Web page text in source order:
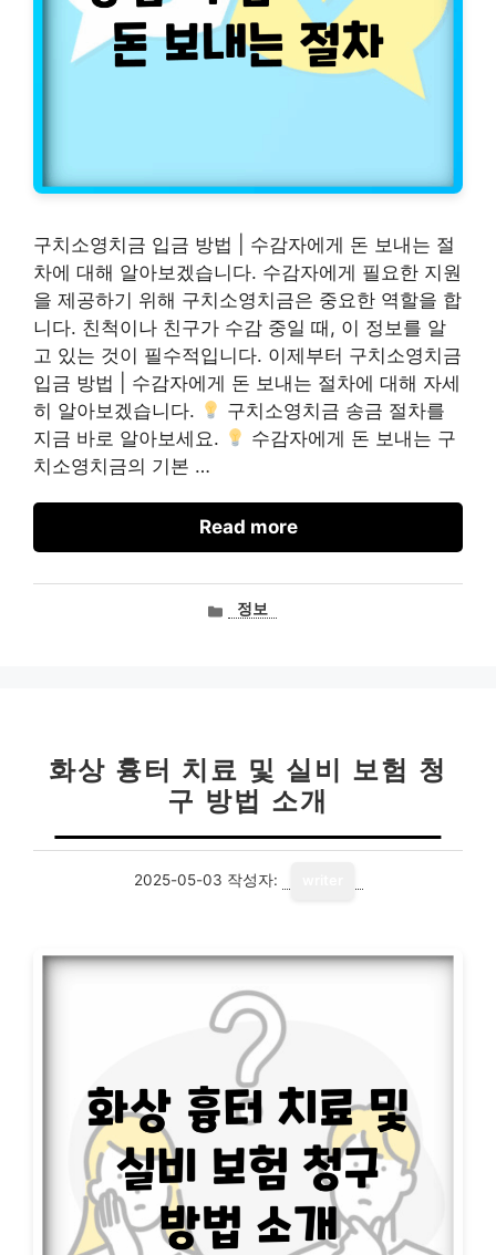
구치소영치금 입금 방법 | 수감자에게 돈 보내는 절
차에 대해 알아보겠습니다. 수감자에게 필요한 지원
을 제공하기 위해 구치소영치금은 중요한 역할을 합
니다. 친척이나 친구가 수감 중일 때, 이 정보를 알
고 있는 것이 필수적입니다. 이제부터 구치소영치금
입금 방법 | 수감자에게 돈 보내는 절차에 대해 자세
히 알아보겠습니다.
구치소영치금 송금 절차를
지금 바로 알아보세요.
수감자에게 돈 보내는 구
치소영치금의 기본 …
Read more
카정보
화상 흉터 치료 및 실비 보험 청
구 방법 소개
2025-05-03 작성자: